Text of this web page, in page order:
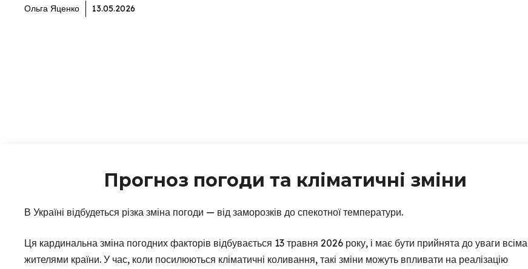
Ольга Яценко 13.05.2026
Прогноз погоди та кліматичні зміни
В Україні відбудеться різка зміна погоди — від заморозків до спекотної температури.
Ця кардинальна зміна погодних факторів відбувається 13 травня 2026 року, і має бути прийнята до уваги всіма
жителями країни. У час, коли посилюються кліматичні коливання, такі зміни можуть впливати на реалізацію